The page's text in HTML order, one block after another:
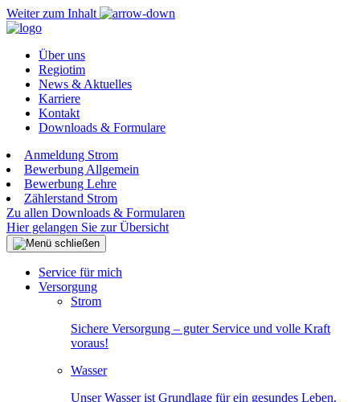
Weiter zum Inhalt
Über uns
Regiotim
News & Aktuelles
Karriere
Kontakt
Downloads & Formulare
Anmeldung Strom
Bewerbung Allgemein
Bewerbung Lehre
Zählerstand Strom
Zu allen Downloads & Formularen
Hier gelangen Sie zur Übersicht
Service für mich
Versorgung
Strom
Sichere Versorgung – guter Service und volle Kraft
voraus!
Wasser
Unser Wasser ist Grundlage für ein gesundes Leben.